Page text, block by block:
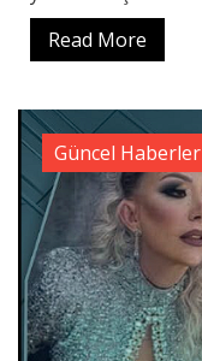
Read More
Güncel Haberler